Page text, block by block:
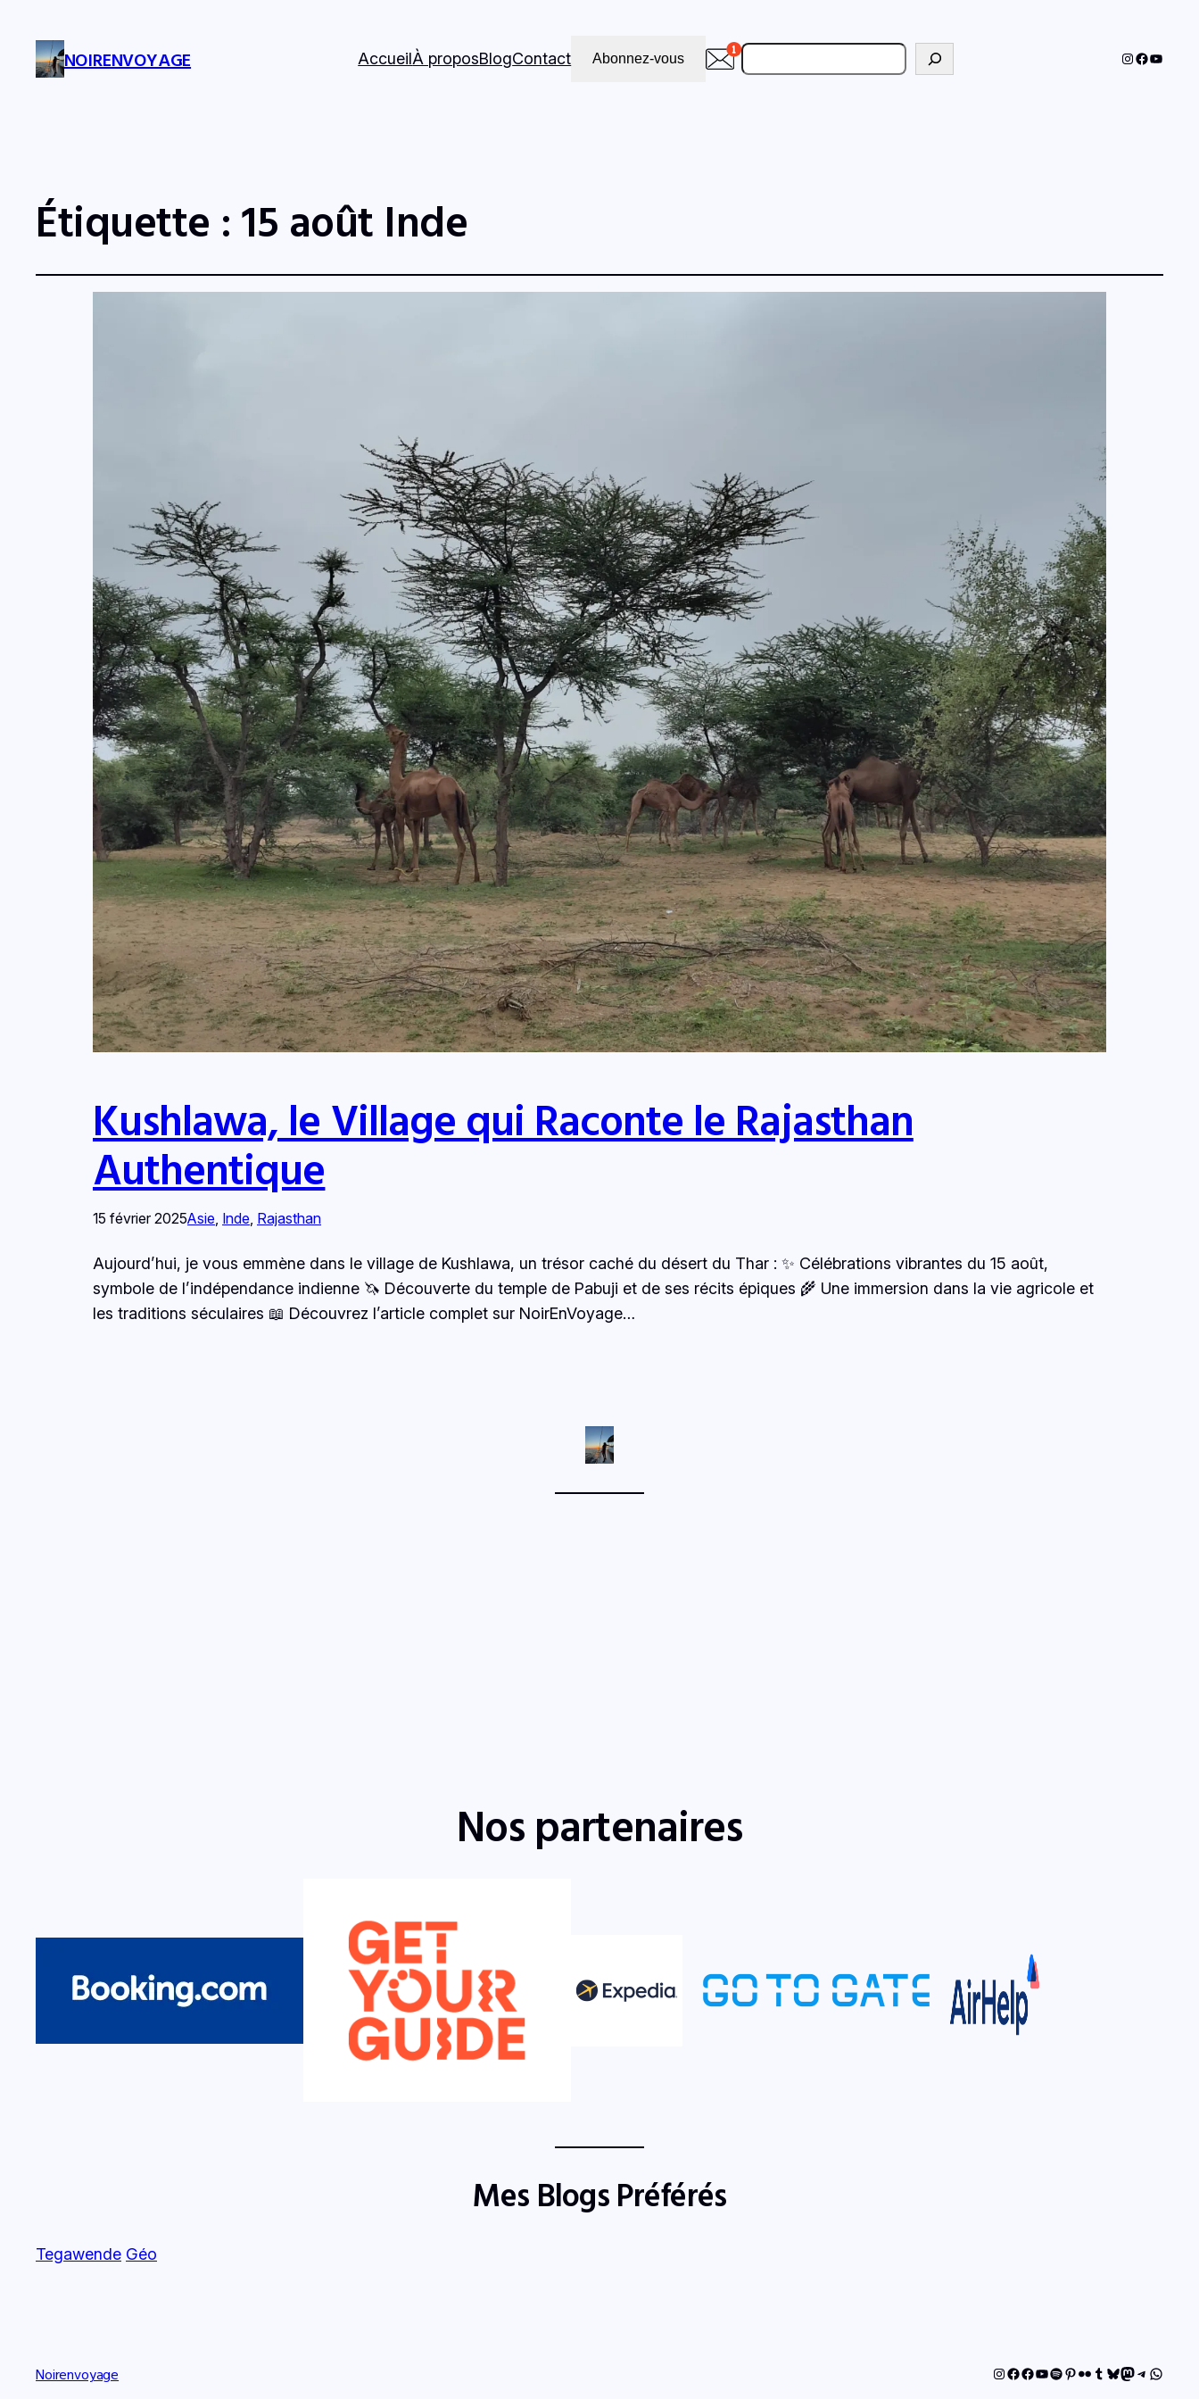
NOIRENVOYAGE AccueilÀ proposBlogContact Abonnez-vous Rechercher Instagram
Étiquette :15 août Inde
Kushlawa, le Village qui Raconte le Rajasthan
Authentique
15 février 2025Asie, Inde, Rajasthan
Aujourd’hui, je vous emmène dans le village de Kushlawa, un trésor caché du désert du Thar : ✨ Célébrations vibrantes du 15 août,
symbole de l’indépendance indienne 🦄 Découverte du temple de Pabuji et de ses récits épiques 🌾 Une immersion dans la vie agricole et
les traditions séculaires 📖 Découvrez l’article complet sur NoirEnVoyage…
Nos partenaires
Mes Blogs Préférés
Tegawende Géo
Noirenvoyage Instagram
Facebook
Facebook
YouTube
Spotify
Pinterest
FlickrTumblr
Bluesky
Mastodon
Telegram